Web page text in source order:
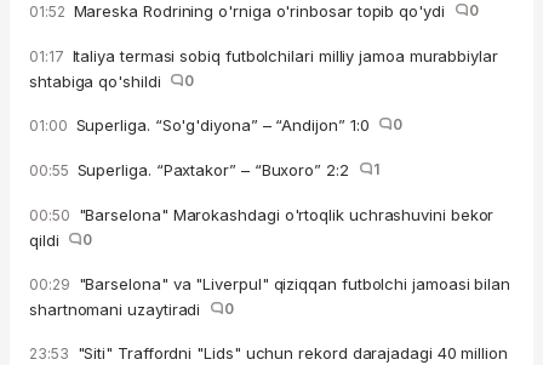
01:52 Mareska Rodrining o'rniga o'rinbosar topib qo'ydi 0
01:17 Italiya termasi sobiq futbolchilari milliy jamoa murabbiylar
shtabiga qo'shildi
0
01:00 Superliga. “So'g'diyona” – “Andijon” 1:0 0
00:55 Superliga. “Paxtakor” – “Buxoro” 2:2 1
00:50 "Barselona" Marokashdagi o'rtoqlik uchrashuvini bekor
qildi
0
00:29 "Barselona" va "Liverpul" qiziqqan futbolchi jamoasi bilan
shartnomani uzaytiradi
0
23:53 "Siti" Traffordni "Lids" uchun rekord darajadagi 40 million